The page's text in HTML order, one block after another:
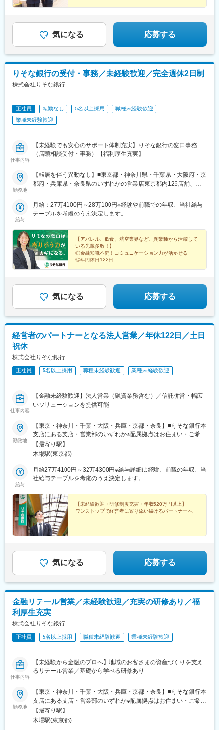
方市駅、古市駅(大阪府)、西元町駅、加太駅(和歌山県)、住吉駅(兵
駅、新長田駅、篠山口駅、豊岡駅(兵庫県)、西宮駅、大物駅、三田
駅(兵庫県)、和田山駅、畦野駅、清荒神駅、塚口駅(阪急線)、久寿
川駅、京口駅、明石駅、本竜野駅、加古川駅、北条町駅、志染
駅、千本駅、飾磨駅、相生駅(兵庫県)、葉多駅、別府駅(兵庫県)、
西脇市駅、新大宮駅、近鉄郡山駅、大和高田駅、五条駅(奈良県)、
八木西口駅、桜井駅(奈良県)、近鉄下田駅、学園前駅(奈良県)、和
歌山市駅、海南駅、紀伊田辺駅、湯浅駅、市役所前駅(和歌山県)、
岩出駅、紀伊勝浦駅、大谷駅(和歌山県)、島ノ関駅、水口石橋駅、
田阪神駅、天下茶屋駅、大小路駅、和泉大宮駅、ＪＲ河内永和
駅、富田林駅、守口駅、宮之阪駅、みなと元町駅、魚崎駅、西代
橋駅、有栖川駅、海老江駅、岸里玉出駅、河内小阪駅、土居駅(大
阪府)、花隈駅、住吉駅(兵庫県・阪神線)、西新町駅、大和八木
気になる 応募する
りそな銀行の受付・事務／未経験歓迎／完全週休2日制
株式会社りそな銀行
正社員 転勤なし 5名以上採用
職種未経験歓迎
業種未経験歓迎
仕事内容
【未経験でも安心のサポート体制充実】りそな銀行の窓口事務
（店頭相談受付・事務）【福利厚生充実】
勤務地
【転居を伴う異動なし】■東京都・神奈川県・千葉県・大阪府・京
都府・兵庫県・奈良県のいずれかの営業店東京都内126店舗、神
店舗、兵庫県内23店舗、奈良県内15店舗の店舗網があり、お住ま
いやご希望を伺いながら配属を決定いたします。※ご入社後1カ月
程度研修を受けていただき、その後、それぞれの配属先に着任し
まい、ご希望、適性等を考慮し決定します。◎受動喫煙対策（屋
内全面禁煙、就業時間内禁煙）
給与
月給：27万4100円～28万100円※経験や前職での年収、当社給与
テーブルを考慮のうえ決定します。
【アパレル、飲食、航空業界など、異業種から活躍して
いる先輩多数！】
◎金融知識不問！コミュニケーション力が活かせる
◎年間休日122日
気になる 応募する
経営者のパートナーとなる法人営業／年休122日／土日
祝休
株式会社りそな銀行
正社員 5名以上採用 職種未経験歓迎 業種未経験歓迎
仕事内容
【金融未経験歓迎】法人営業（融資業務含む）／信託併営・幅広
いソリューションを提供可能
勤務地
【東京・神奈川・千葉・大阪・兵庫・京都・奈良】■りそな銀行本
支店にある支店・営業部のいずれか※配属拠点はお住まい・ご希
望・適性などを考慮して決定※入社後の研修は、居住地に応じて東
京または大阪で受講いただきます。期間中、東京の方は大阪、大
京本社＞東京都江東区木場1丁目5番65号 深川ギャザリア Ｗ2棟当
社では「本拠エリア制度」を導入。本拠エリアを関東（東京、神
基本とします。関西（大阪、京都、兵庫、奈良）とした場合は、
関西エリアでの異動・配属を基本とします。これは本拠エリアを
生活基盤としつつ、キャリアを積んでもらうことを目的としてい
ます。ただし、ご本人が希望する業務や、会社として経験してほ
しい業務がある場合は、キャリア形成の為に期間（原則、最長4
行います。屋内全面禁煙、就業時間内禁煙
【最寄り駅】
木場駅(東京都)
給与
月給27万4100円～32万4300円※給与詳細は経験、前職の年収、当
社給与テーブルを考慮のうえ決定します。
【未経験歓迎・研修制度充実・年収520万円以上】
ワンストップで経営者に寄り添い続けるパートナーへ
気になる 応募する
金融リテール営業／未経験歓迎／充実の研修あり／福
利厚生充実
株式会社りそな銀行
正社員 5名以上採用 職種未経験歓迎 業種未経験歓迎
仕事内容
【未経験から金融のプロへ】地域のお客さまの資産づくりを支え
るリテール営業／基礎から学べる研修あり
勤務地
【東京・神奈川・千葉・大阪・兵庫・京都・奈良】■りそな銀行本
支店にある支店・営業部のいずれか※配属拠点はお住まい・ご希
望・適性などを考慮して決定※入社後の研修は、居住地に応じて東
京または大阪で受講いただきます。期間中、東京の方は大阪、大
【最寄り駅】
木場駅(東京都)